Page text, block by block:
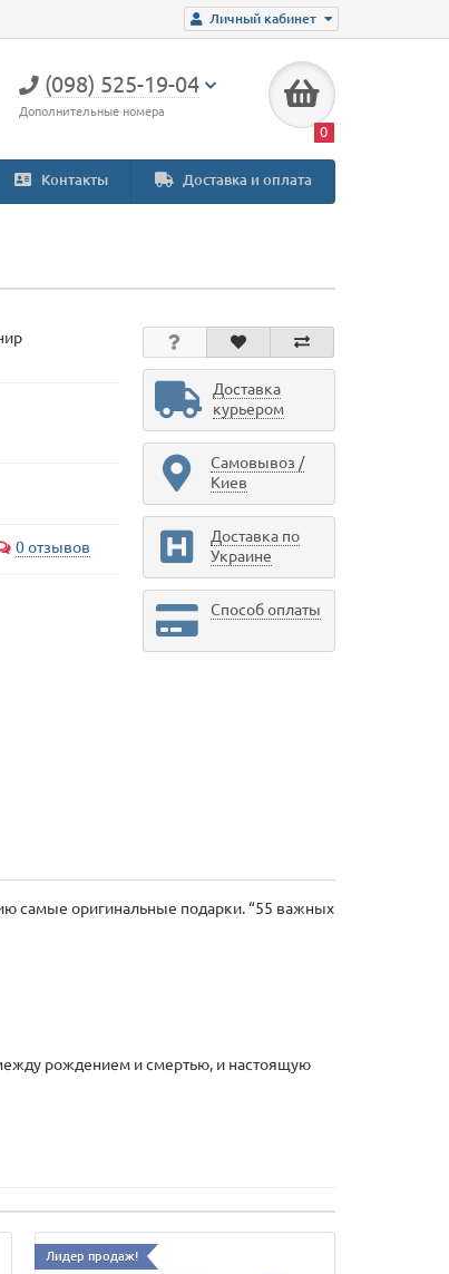
Личный кабинет
(098) 525-19-04
Дополнительные номера
0
Контакты Доставка и оплата
0 отзывов
Доставка
курьером
Самовывоз /
Киев
Доставка по
Украине
Способ оплаты
самые оригинальные подарки. “55 важных
рождением и смертью, и настоящую
Лидер продаж!